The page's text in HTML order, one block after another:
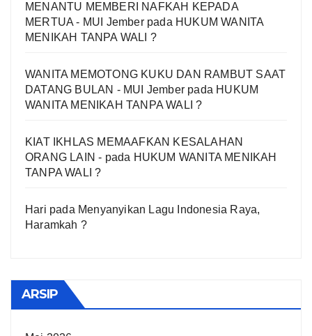
MENANTU MEMBERI NAFKAH KEPADA
MERTUA - MUI Jemberpada HUKUM WANITA
MENIKAH TANPA WALI ?
WANITA MEMOTONG KUKU DAN RAMBUT SAAT
DATANG BULAN - MUI Jember pada HUKUM
WANITA MENIKAH TANPA WALI ?
KIAT IKHLAS MEMAAFKAN KESALAHAN
ORANG LAIN - pada HUKUM WANITA MENIKAH
TANPA WALI ?
Hari pada Menyanyikan Lagu Indonesia Raya,
Haramkah ?
ARSIP